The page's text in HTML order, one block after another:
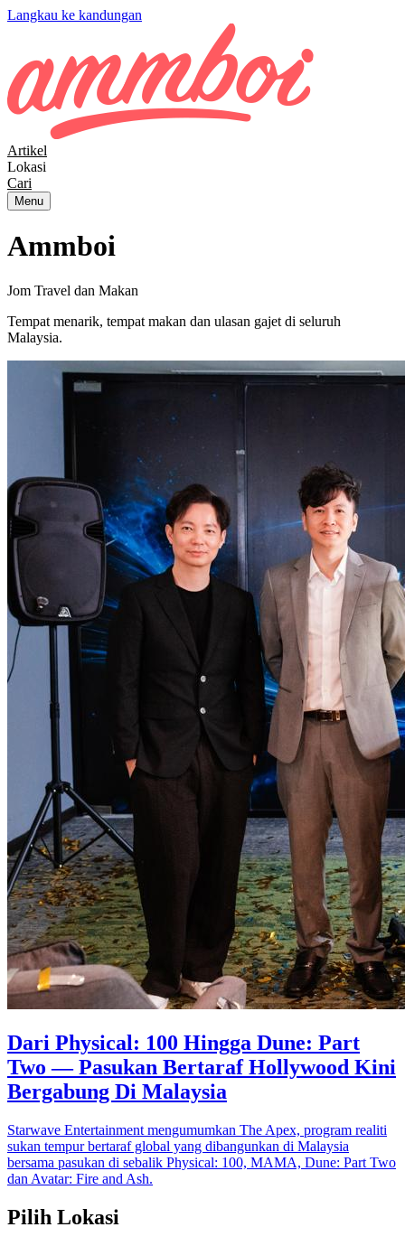
Langkau ke kandungan
Artikel
Lokasi
Cari
Menu
Ammboi
Jom Travel dan Makan
Tempat menarik, tempat makan dan ulasan gajet di seluruh
Malaysia.
Dari Physical: 100 Hingga Dune: Part
Two — Pasukan Bertaraf Hollywood Kini
Bergabung Di Malaysia
Starwave Entertainment mengumumkan The Apex, program realiti
sukan tempur bertaraf global yang dibangunkan di Malaysia
bersama pasukan di sebalik Physical: 100, MAMA, Dune: Part Two
dan Avatar: Fire and Ash.
Pilih Lokasi